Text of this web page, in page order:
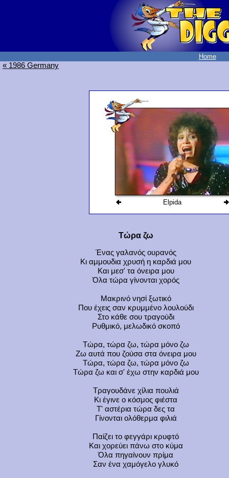
Home
« 1986 Germany
Elpida
Τώρα ζω
Ένας γαλανός ουρανός
Κι αμμουδια χρυσή η καρδιά μου
Και μεσ' τα όνειρα μου
Όλα τώρα γίνονται χορός
Μακρινό νησί ξωτικό
Που έχεις σαν κρυμμένο λουλούδι
Στο κάθε σου τραγούδι
Ρυθμικό, μελωδικό σκοπό
Τώρα, τώρα ζω, τώρα μόνο ζω
Ζω αυτά που ζούσα στα όνειρα μου
Τώρα, τώρα ζω, τώρα μόνο ζω
Τώρα ζω και σ' έχω στην καρδιά μου
Τραγουδάνε χίλια πουλιά
Κι έγινε ο κόσμος φιέστα
Τ' αστέρια τώρα δες τα
Γίνονται ολόθερμα φιλιά
Παίζει το φεγγάρι κρυφτό
Και χορεύει πάνω στο κύμα
Όλα πηγαίνουν πρίμα
Σαν ένα χαμόγελο γλυκό